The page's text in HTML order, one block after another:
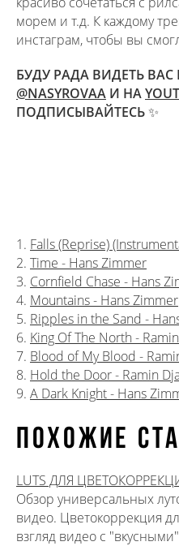
морем и т.д. К каждому
инстаграм, чтобы вы
БУДУ РАДА ВИДЕТЬ
@NASYROVAA И НА
ПОДПИСЫВАЙТЕСЬ ✨
1. Falls (Reprise)
2. Time - Hans Zimmer
3. Cornfield Chase - Hans
4. Mountains - Hans Zimmer
5. Ripples in the Sand -
6. King Of The North -
7. Blood of My Blood -
8. Hold the Door - Ramin
9. A Dark Knight - Hans
ПОХОЖИЕ
LUTS ДЛЯ
Обзор универсальных
видео. Цветокоррекция
взгляд видео с